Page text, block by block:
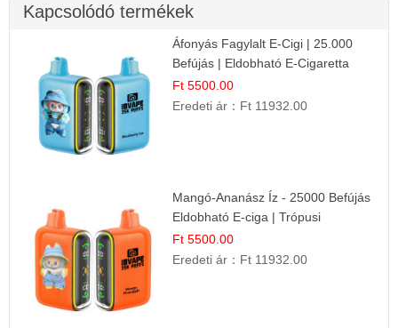
Kapcsolódó termékek
Áfonyás Fagylalt E-Cigi | 25.000
Befújás | Eldobható E-Cigaretta
Ft 5500.00
Eredeti ár： Ft 11932.00
Mangó-Ananász Íz - 25000 Befújás
Eldobható E-ciga | Trópusi
Gyümölcs Élmény!
Ft 5500.00
Eredeti ár： Ft 11932.00